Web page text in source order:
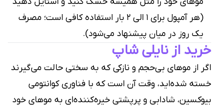
(هر آمپول برای ۱ الی ۲ بار استفاده کافی است؛ مصرف
یک روز در میان پیشنهاد می‌شود).
خرید از نایلی شاپ
اگر از موهای بی‌حجم و نازکی که به سختی حالت می‌گیرند
خسته شده‌اید، وقت آن است که با فناوری کوانتومی
بیوکسین، شادابی و پرپشتی خیره‌کننده‌ای به موهای خود